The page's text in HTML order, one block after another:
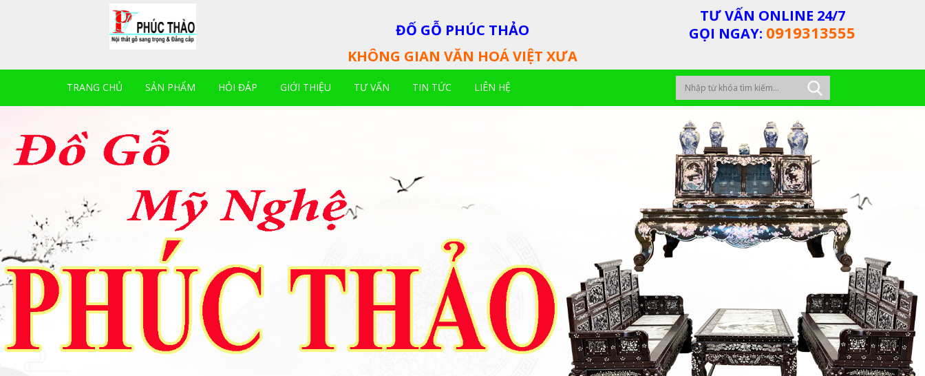
ĐỐ GỖ PHÚC THẢO
KHÔNG GIAN VĂN HOÁ VIỆT XƯA
TƯ VẤN ONLINE 24/7
GỌI NGAY: 0919313555
TRANG CHỦ SẢN PHẨM HỎI ĐÁP GIỚI THIỆU TƯ VẤN TIN TỨC LIÊN HỆ